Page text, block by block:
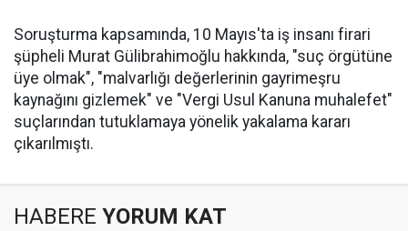
Soruşturma kapsamında, 10 Mayıs'ta iş insanı firari
şüpheli Murat Gülibrahimoğlu hakkında, "suç örgütüne
üye olmak", "malvarlığı değerlerinin gayrimeşru
kaynağını gizlemek" ve "Vergi Usul Kanuna muhalefet"
suçlarından tutuklamaya yönelik yakalama kararı
çıkarılmıştı.
HABERE YORUM KAT